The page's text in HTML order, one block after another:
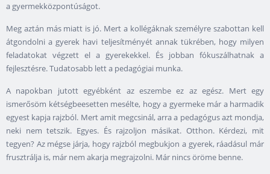
a gyermekközpontúságot.
Meg aztán más miatt is jó. Mert a kollégáknak személyre szabottan kell
átgondolni a gyerek havi teljesítményét annak tükrében, hogy milyen
feladatokat végzett el a gyerekekkel. És jobban fókuszálhatnak a
fejlesztésre. Tudatosabb lett a pedagógiai munka.
A napokban jutott egyébként az eszembe ez az egész. Mert egy
ismerősöm kétségbeesetten mesélte, hogy a gyermeke már a harmadik
egyest kapja rajzból. Mert amit megcsinál, arra a pedagógus azt mondja,
neki nem tetszik. Egyes. És rajzoljon másikat. Otthon. Kérdezi, mit
tegyen? Az mégse járja, hogy rajzból megbukjon a gyerek, ráadásul már
frusztrálja is, már nem akarja megrajzolni. Már nincs öröme benne.